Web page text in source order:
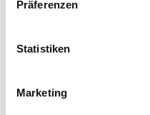
Präferenzen
Statistiken
Marketing
Wolfenbüttel